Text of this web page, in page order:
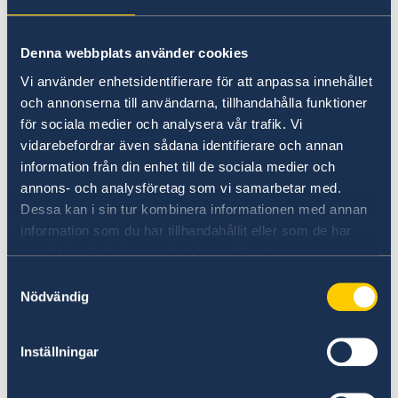
Denna webbplats använder cookies
Vi använder enhetsidentifierare för att anpassa innehållet
och annonserna till användarna, tillhandahålla funktioner
för sociala medier och analysera vår trafik. Vi
vidarebefordrar även sådana identifierare och annan
information från din enhet till de sociala medier och
annons- och analysföretag som vi samarbetar med.
Dessa kan i sin tur kombinera informationen med annan
information som du har tillhandahållit eller som de har
samlat in när du har använt deras tjänster.
Nödvändig
Inställningar
Många länder har stränga straff för
narkotikabrott, även vid små mängder.
Viktiga råd
För att minska risken att drabbas av allvarliga
rättsliga konsekvenser:
Packa alltid ditt bagage själv
Lås och håll uppsikt över ditt bagage
Ta inte hand om andras väskor eller paket
Res inte över gränser med okända